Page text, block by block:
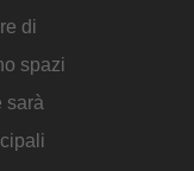
di
spazi
sarà